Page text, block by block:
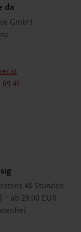
da
GmbH
41
48 Stunden
ab 29,00 EUR